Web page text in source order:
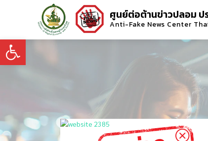
Open toolbar
ศูนย์ต่อต้านข่าวปลอม ป
Anti-Fake News Center